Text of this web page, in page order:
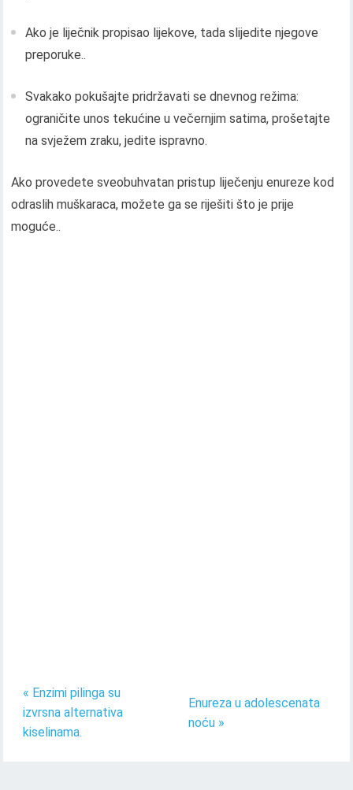
Ako je liječnik propisao lijekove, tada slijedite njegove
preporuke..
Svakako pokušajte pridržavati se dnevnog režima:
ograničite unos tekućine u večernjim satima, prošetajte
na svježem zraku, jedite ispravno.
Ako provedete sveobuhvatan pristup liječenju enureze kod
odraslih muškaraca, možete ga se riješiti što je prije
moguće..
« Enzimi pilinga su
izvrsna alternativa
kiselinama.
Enureza u adolescenata
noću »